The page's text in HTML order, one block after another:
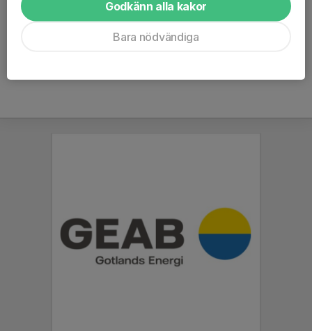
Position
-
Ålder
6 år
Godkänn alla kakor
Bara nödvändiga